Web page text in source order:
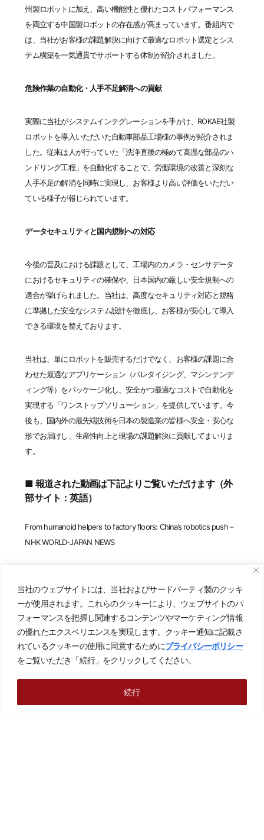
当社のウェブサイトには、当社およびサードパーティ製のクッキ
ーが使用されます。これらのクッキーにより、ウェブサイトのパ
フォーマンスを把握し関連するコンテンツやマーケティング情報
の優れたエクスペリエンスを実現します。クッキー通知に記載さ
れているクッキーの使用に同意するためにプライバシーポリシー
をご覧いただき「続行」をクリックしてください。
続行
州製ロボットに加え、高い機能性と優れたコストパフォーマンス
を両立する中国製ロボットの存在感が高まっています。番組内で
は、当社がお客様の課題解決に向けて最適なロボット選定とシス
テム構築を一気通貫でサポートする体制が紹介されました。
危険作業の自動化・人手不足解消への貢献
実際に当社がシステムインテグレーションを手がけ、ROKAE社製
ロボットを導入いただいた自動車部品工場様の事例が紹介されま
した。従来は人が行っていた「洗浄直後の極めて高温な部品のハ
ンドリング工程」を自動化することで、労働環境の改善と深刻な
人手不足の解消を同時に実現し、お客様より高い評価をいただい
ている様子が報じられています。
データセキュリティと国内規制への対応
今後の普及における課題として、工場内のカメラ・センサデータ
におけるセキュリティの確保や、日本国内の厳しい安全規制への
適合が挙げられました。当社は、高度なセキュリティ対応と規格
に準拠した安全なシステム設計を徹底し、お客様が安心して導入
できる環境を整えております。
当社は、単にロボットを販売するだけでなく、お客様の課題に合
わせた最適なアプリケーション（パレタイジング、マシンテンデ
ィング等）をパッケージ化し、安全かつ最適なコストで自動化を
実現する「ワンストップソリューション」を提供しています。今
後も、国内外の最先端技術を日本の製造業の皆様へ安全・安心な
形でお届けし、生産性向上と現場の課題解決に貢献してまいりま
す。
■ 報道された動画は下記よりご覧いただけます（外
部サイト：英語）
From humanoid helpers to factory floors: China’s robotics push –
NHK WORLD-JAPAN NEWS
本件に関するお問い合わせや、ロボット導入・自動化のご相談
は、お気軽に当社お問い合わせフォームよりご連絡ください。
今後ともIDECファクトリーソリューションズをよろしくお願い申